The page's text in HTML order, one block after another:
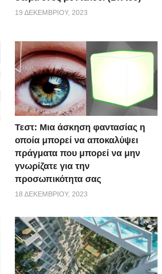
19 ΔΕΚΕΜΒΡΊΟΥ, 2023
Τεστ: Μια άσκηση φαντασίας η
οποία μπορεί να αποκαλύψει
πράγματα που μπορεί να μην
γνωρίζατε για την
προσωπικότητα σας
18 ΔΕΚΕΜΒΡΊΟΥ, 2023